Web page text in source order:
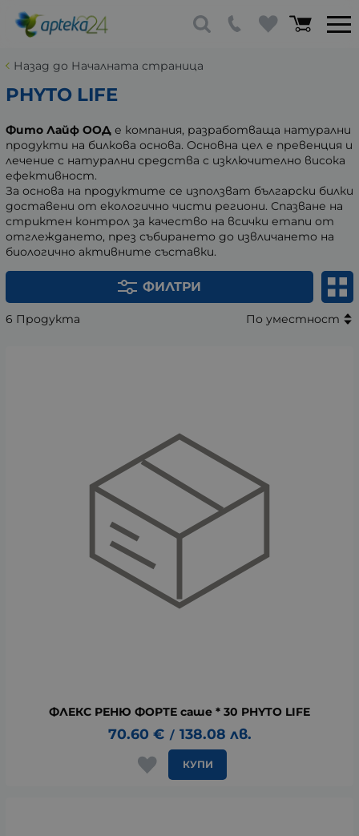
Назад до Началната страница
PHYTO LIFE
Фито Лайф ООД е компания, разработваща натурални
продукти на билкова основа. Основна цел е превенция и
лечение с натурални средства с изключително висока
ефективност.
За основа на продуктите се използват български билки
доставени от екологично чисти региони. Спазване на
стриктен контрол за качество на всички етапи от
отглеждането, през събирането до извличането на
биологично активните съставки.
ФИЛТРИ
6 Продукта По уместност
ФЛЕКС РЕНЮ ФОРТЕ саше * 30 PHYTO LIFE
70.60 € / 138.08 лв.
КУПИ